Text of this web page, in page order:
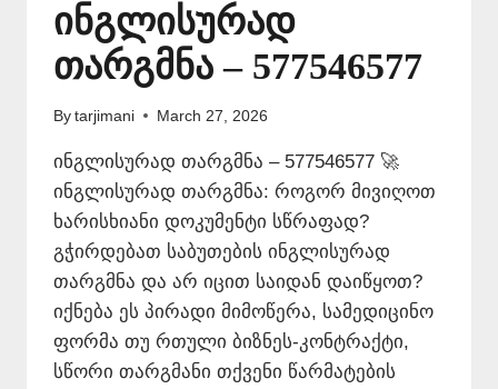
ინგლისურად
თარგმნა – 577546577
By tarjimani March 27, 2026
ინგლისურად თარგმნა – 577546577 🚀
ინგლისურად თარგმნა: როგორ მივიღოთ
ხარისხიანი დოკუმენტი სწრაფად?
გჭირდებათ საბუთების ინგლისურად
თარგმნა და არ იცით საიდან დაიწყოთ?
იქნება ეს პირადი მიმოწერა, სამედიცინო
ფორმა თუ რთული ბიზნეს-კონტრაქტი,
სწორი თარგმანი თქვენი წარმატების